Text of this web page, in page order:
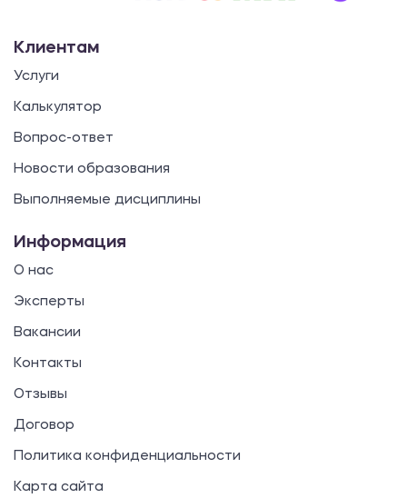
Клиентам
Услуги
Калькулятор
Вопрос-ответ
Новости образования
Выполняемые дисциплины
Информация
О нас
Эксперты
Вакансии
Контакты
Отзывы
Договор
Политика конфиденциальности
Карта сайта